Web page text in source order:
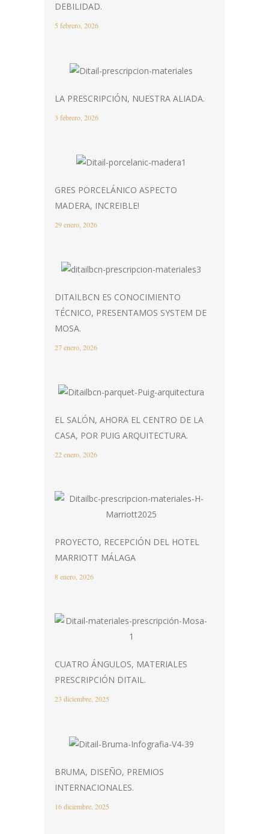
DEBILIDAD.
5 febrero, 2026
LA PRESCRIPCIÓN, NUESTRA ALIADA.
3 febrero, 2026
GRES PORCELÁNICO ASPECTO
MADERA, INCREIBLE!
29 enero, 2026
DITAILBCN ES CONOCIMIENTO
TÉCNICO, PRESENTAMOS SYSTEM DE
MOSA.
27 enero, 2026
EL SALÓN, AHORA EL CENTRO DE LA
CASA, POR PUIG ARQUITECTURA.
22 enero, 2026
PROYECTO, RECEPCIÓN DEL HOTEL
MARRIOTT MÁLAGA
8 enero, 2026
CUATRO ÁNGULOS, MATERIALES
PRESCRIPCIÓN DITAIL.
23 diciembre, 2025
BRUMA, DISEÑO, PREMIOS
INTERNACIONALES.
16 diciembre, 2025